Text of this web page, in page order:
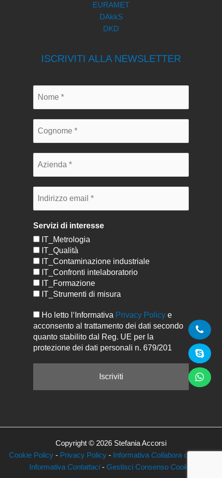
EURAMET
DAkkS
DKD
ISCRIVITI ALLA NEWSLETTER
Servizi di interesse
IT_Metrologia
IT_Qualità
IT_Contaminazione industriale
IT_Confronti intelaboratorio
IT_Formazione
IT_Strumenti di misura
Ho letto l‘Informativa Privacy Policy e
acconsento al trattamento dei dati secondo
quanto stabilito dal Reg. UE per la
protezione dei dati personali n. 679/201
Copyright © 2026 Stefania Accorsi
Cookie Policy - Privacy Policy - Informativa Collabora con Noi
Informativa Contattaci- Gestisci Consenso Cookie